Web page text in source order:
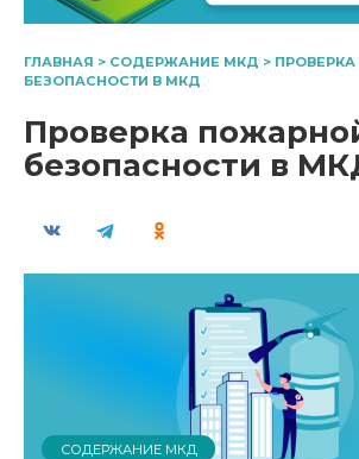
ГЛАВНАЯ > СОДЕРЖАНИЕ МКД >
БЕЗОПАСНОСТИ В МКД
Проверка
безопасности в
СОДЕРЖАНИЕ МКД